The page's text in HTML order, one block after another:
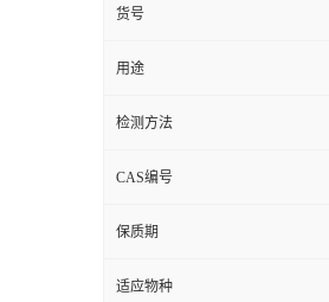
货号
用途
检测方法
CAS编号
保质期
适应物种